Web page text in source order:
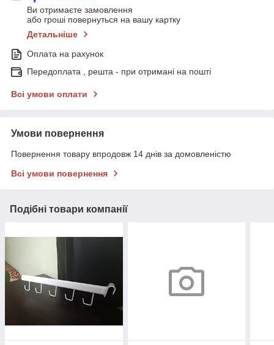
Ви отримаєте замовлення
або гроші повернуться на вашу картку
Детальніше
Оплата на рахунок
Передоплата , решта - при отримані на пошті
Всі умови оплати
Умови повернення
Повернення товару впродовж 14 днів за домовленістю
Всі умови повернення
Подібні товари компанії